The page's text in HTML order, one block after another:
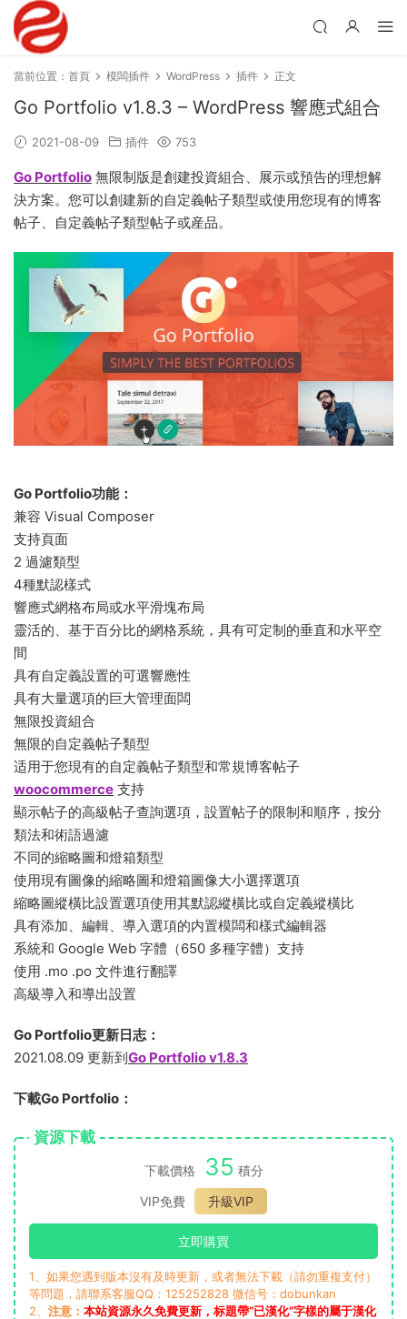
當前位置： 首頁 模闆插件 WordPress 插件 正文
Go Portfolio v1.8.3 – WordPress 響應式組合
2021-08-09 插件 753
Go Portfolio 無限制版是創建投資組合、展示或預告的理想解
決方案。您可以創建新的自定義帖子類型或使用您現有的博客
帖子、自定義帖子類型帖子或産品。
Go Portfolio功能：
兼容 Visual Composer
支持頁面
2 過濾類型
4種默認樣式
響應式網格布局或水平滑塊布局
靈活的、基于百分比的網格系統，具有可定制的垂直和水平空
間
具有自定義設置的可選響應性
具有大量選項的巨大管理面闆
無限投資組合
無限的自定義帖子類型
适用于您現有的自定義帖子類型和常規博客帖子
woocommerce 支持
顯示帖子的高級帖子查詢選項，設置帖子的限制和順序，按分
類法和術語過濾
不同的縮略圖和燈箱類型
使用現有圖像的縮略圖和燈箱圖像大小選擇選項
縮略圖縱橫比設置選項使用其默認縱橫比或自定義縱橫比
具有添加、編輯、導入選項的内置模闆和樣式編輯器
系統和 Google Web 字體（650 多種字體）支持
使用 .mo .po 文件進行翻譯
高級導入和導出設置
Go Portfolio更新日志：
2021.08.09 更新到Go Portfolio v1.8.3
下載Go Portfolio：
資源下載
下載價格 35 積分
VIP免費
升級VIP
立即購買
1、如果您遇到版本沒有及時更新，或者無法下載（請勿重複支付）
等問題，請聯系客服QQ：125252828 微信号：dobunkan
2、 注意： 本站資源永久免費更新，标題帶“已漢化”字樣的屬于漢化